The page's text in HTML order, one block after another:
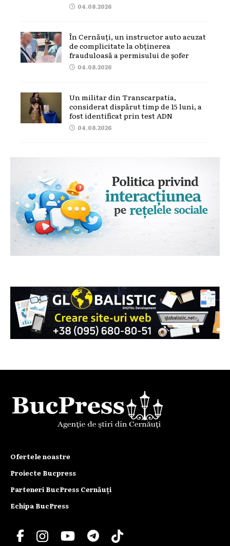
04.08.2026
În Cernăuți, un instructor auto acuzat
de complicitate la obținerea
frauduloasă a permisului de șofer
04.08.2026
Un militar din Transcarpatia,
considerat dispărut timp de 15 luni, a
fost identificat prin test ADN
04.08.2026
Ofertele noastre
Proiecte Bucpress
Parteneri BucPress Cernăuți
Echipa BucPress